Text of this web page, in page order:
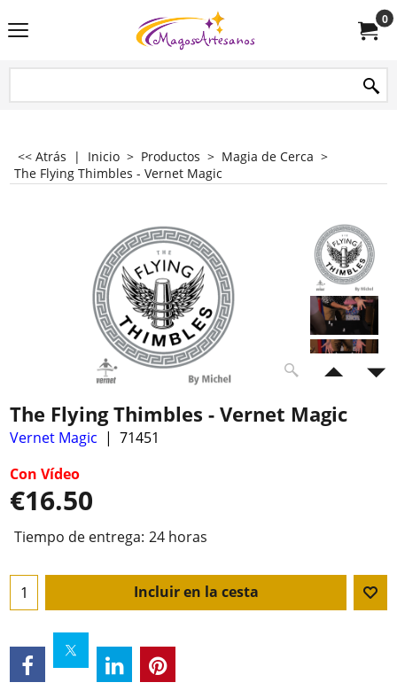
0
<< Atrás | Inicio > Productos > Magia de Cerca >
The Flying Thimbles - Vernet Magic
The Flying Thimbles - Vernet Magic
Vernet Magic
71451
Con Vídeo
€16.50
Tiempo de entrega: 24 horas
Incluir en la cesta